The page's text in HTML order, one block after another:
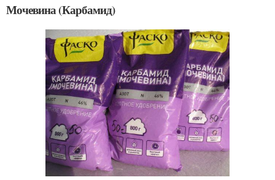
Мочевина (Карбамид)